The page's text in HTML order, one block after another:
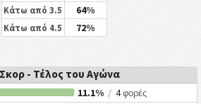
Κάτω από 3.5 64%
Κάτω από 4.5 72%
- Τέλος του Αγώνα
11.1% / 4φορές